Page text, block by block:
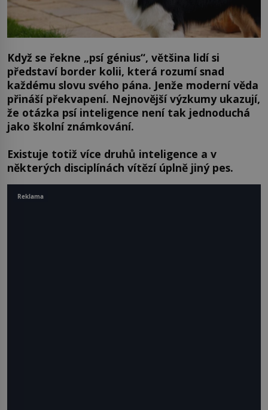
Když se řekne „psí génius“, většina lidí si
představí border kolii, která rozumí snad
každému slovu svého pána. Jenže moderní věda
přináší překvapení. Nejnovější výzkumy ukazují,
že otázka psí inteligence není tak jednoduchá
jako školní známkování.
Existuje totiž více druhů inteligence a v
některých disciplínách vítězí úplně jiný pes.
Reklama